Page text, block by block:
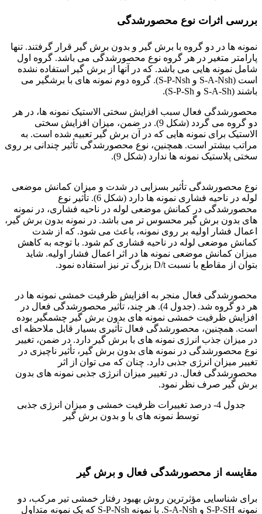
بررسی اثرات نوع محصورشدگی
نمونه ها در دو گروه با برش گیر و بدون برش گیر قرار گرفتند. تنها
پارامتر متغیر در هر گروه نوع محصورشدگی می باشد. گروه اول
شامل نمونه هایی می باشد. که در آنها از برش گیر استفاده نشده
است (S-A-Nsh و S-P-Nsh). گروه دوم نمونه های با برشگیر می
باشند (S-A-Sh و S-P-Sh).
محصورشدگی فعال سبب افزایش سختی الاستیک نمونه ها، در هر
دو گروه می گردد (شکل 9). در ضمن، میزان افزایش سختی
الاستیک برای نمونه هایی که در آن برش گیر تعبیه شده است. به
مراتب بیشتر است. همچنین، نوع محصورشدگی تأثیر چندانی بر روی
سختی پلاستیک نمونه ها ندارد (شکل 9).
نوع محصورشدگی تأثیر بسزایی در شدت و میزان کمانش موضعی
لوله در ناحیه فشاری نمونه ها دارد (شکل 6). تأثیر نوع
محصورشدگی در کمانش موضعی لوله در ناحیه فشاری، در نمونه
های بدون برش گیر محسوس تر می باشد. در نمونه بدون برش گیر،
اعمال فشار اولیه بر روی نمونه، باعث می شود. که از شدت
کمانش موضعی لوله در ناحیه فشاری کم شود. با توجه به کاهش
میزان کمانش موضعی نمونه ها در اثر اعمال فشار اولیه. شاید
بتوان از مقاطع با نسبت D/t بزرگ تر نیز استفاده نمود.
محصورشدگی فعال منجر به افزایش ظرفیت خمشی نمونه ها در
هر دو گروه شد. (جدول 4). هر چند، تأثیر محصورشدگی فعال در
افزایش ظرفیت خمشی نمونه های بدون برش گیر چشمگیر بوده
است. همچنین، محصورشدگی فعال تأثیری بسیار قابل ملاحظه ای
در میزان جذب انرژی نمونه های با برش گیر دارد. در ضمن، تغییر
نوع محصورشدگی در نمونه های بدون برش گیر، تأثیر ناچیزی در
تغییر میزان انرژی جذبی دارد. چنان که می توان از اثر
محصورشدگی فعال. در تغییر میزان انرژی جذبی نمونه های بدون
برش گیر صرف نظر نمود.
جدول 4- درصد تغییرات ظرفیت خمشی و میزان انرژی جذبی
توسط نمونه های با و بدون برش گیر
مقایسه از محصورشدگی فعال و برش گیر
برای شناسایی مؤثرترین روش بهبود رفتار خمشی تیر مرکب، دو
نمونه S-P-SH و S-A-Nsh. با نمونه S-P-Nsh که یک نمونه متداول